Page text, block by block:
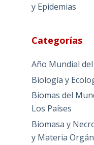
y Epidemias
Categorías
Año Mundial
Biología y
Biomas del
Los Países
Biomasa y
y Materia